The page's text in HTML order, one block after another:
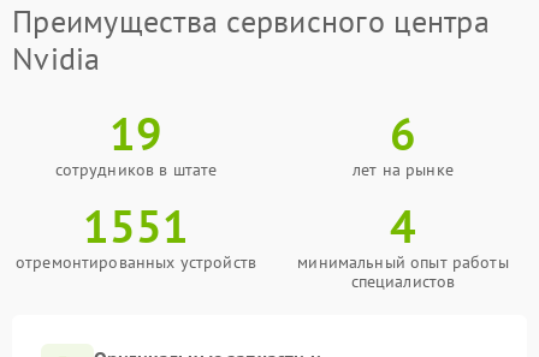
Преимущества сервисного центра
Nvidia
19
сотрудников в штате
6
лет на рынке
1551
отремонтированных устройств
4
минимальный опыт работы
специалистов